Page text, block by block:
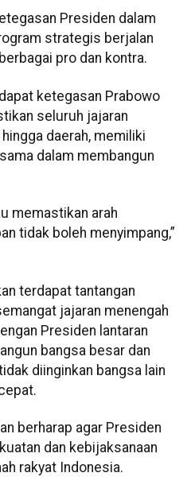
Presiden dalam
strategis berjalan
pro dan kontra.
ketegasan Prabowo
seluruh jajaran
daerah, memiliki
dalam membangun
memastikan arah
tidak boleh menyimpang,”
terdapat tantangan
jajaran menengah
Presiden lantaran
bangsa besar dan
diinginkan bangsa lain
berharap agar Presiden
dan kebijaksanaan
rakyat Indonesia.